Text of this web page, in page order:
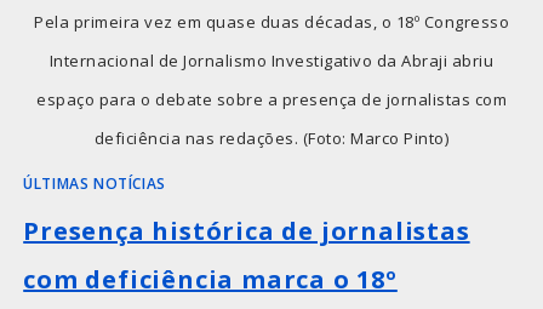
Pela primeira vez em quase duas décadas, o 18º Congresso
Internacional de Jornalismo Investigativo da Abraji abriu
espaço para o debate sobre a presença de jornalistas com
deficiência nas redações. (Foto: Marco Pinto)
ÚLTIMAS NOTÍCIAS
Presença histórica de jornalistas
com deficiência marca o 18º